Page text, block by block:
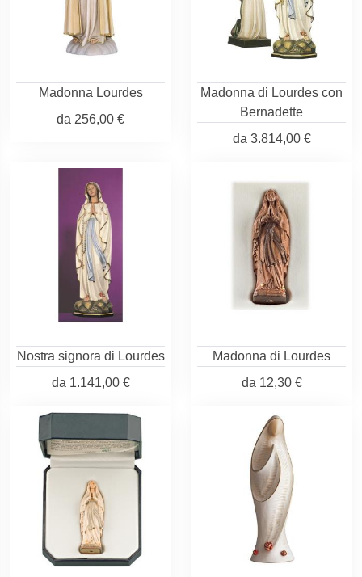
Madonna Lourdes
da 256,00 €
Madonna di Lourdes con
Bernadette
da 3.814,00 €
Nostra signora di Lourdes
da 1.141,00 €
Madonna di Lourdes
da 12,30 €